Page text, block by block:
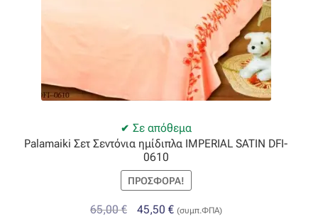
Σε απόθεμα
Palamaiki Σετ Σεντόνια ημίδιπλα IMPERIAL SATIN DFI-
0610
ΠΡΟΣΦΟΡΆ!
65,00€
Original
45,50 €Η(συμπ.ΦΠΑ)